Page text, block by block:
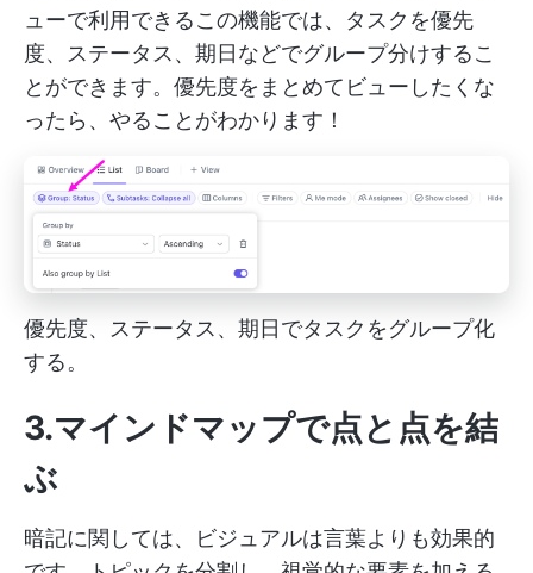
ューで利用できるこの機能では、タスクを優先
度、ステータス、期日などでグループ分けするこ
とができます。優先度をまとめてビューしたくな
ったら、やることがわかります！
優先度、ステータス、期日でタスクをグループ化
する。
3.マインドマップで点と点を結
ぶ
暗記に関しては、ビジュアルは言葉よりも効果的